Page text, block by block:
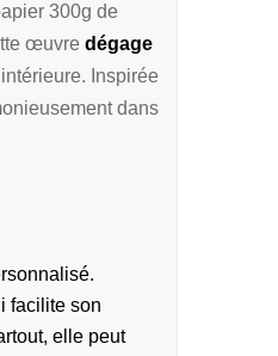
300g de
œuvre dégage
Inspirée
dans
facilite son
elle peut